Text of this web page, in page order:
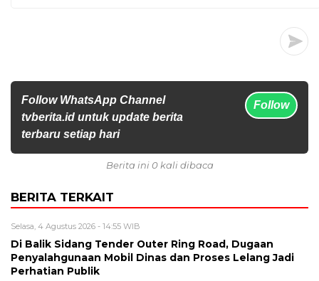
Follow WhatsApp Channel
tvberita.id untuk update berita
terbaru setiap hari
Follow
Berita ini 0 kali dibaca
BERITA TERKAIT
Selasa, 4 Agustus 2026 - 14:55 WIB
Di Balik Sidang Tender Outer Ring Road, Dugaan
Penyalahgunaan Mobil Dinas dan Proses Lelang Jadi
Perhatian Publik